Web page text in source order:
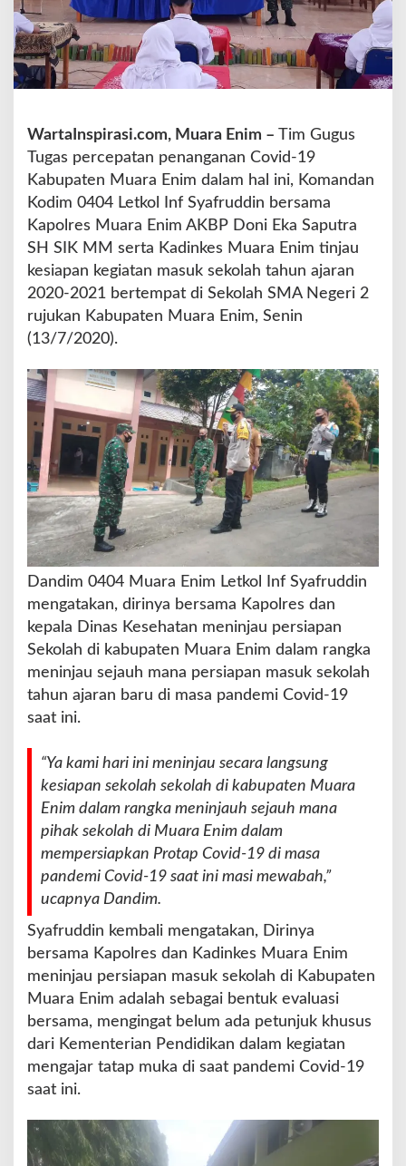
4
d
n
p
o
l
r
e
s
M
u
r
a
i
m
T
i
n
j
a
u
P
e
s
a
p
a
a
e
k
o
h
WartaInspirasi.com, Muara Enim – Tim Gugus
Tugas percepatan penanganan Covid-19
Kabupaten Muara Enim dalam hal ini, Komandan
Kodim 0404 Letkol Inf Syafruddin bersama
Kapolres Muara Enim AKBP Doni Eka Saputra
SH SIK MM serta Kadinkes Muara Enim tinjau
kesiapan kegiatan masuk sekolah tahun ajaran
2020-2021 bertempat di Sekolah SMA Negeri 2
rujukan Kabupaten Muara Enim, Senin
(13/7/2020).
Dandim 0404 Muara Enim Letkol Inf Syafruddin
mengatakan, dirinya bersama Kapolres dan
kepala Dinas Kesehatan meninjau persiapan
Sekolah di kabupaten Muara Enim dalam rangka
meninjau sejauh mana persiapan masuk sekolah
tahun ajaran baru di masa pandemi Covid-19
saat ini.
“Ya kami hari ini meninjau secara langsung
kesiapan sekolah sekolah di kabupaten Muara
Enim dalam rangka meninjauh sejauh mana
pihak sekolah di Muara Enim dalam
mempersiapkan Protap Covid-19 di masa
pandemi Covid-19 saat ini masi mewabah,”
ucapnya Dandim.
Syafruddin kembali mengatakan, Dirinya
bersama Kapolres dan Kadinkes Muara Enim
meninjau persiapan masuk sekolah di Kabupaten
Muara Enim adalah sebagai bentuk evaluasi
bersama, mengingat belum ada petunjuk khusus
dari Kementerian Pendidikan dalam kegiatan
mengajar tatap muka di saat pandemi Covid-19
saat ini.